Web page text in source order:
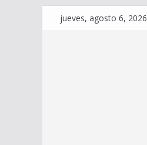
jueves, agosto 6, 2026